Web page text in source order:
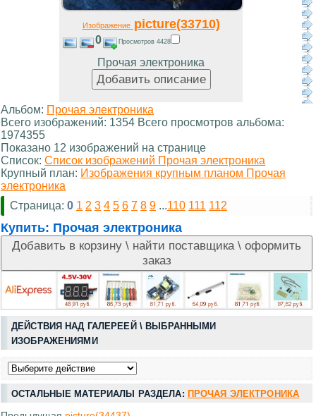
Изображениеpicture(33710)
0 Просмотров 4428
Прочая электроника
Альбом: Прочая электроника
Всего изображений: 1354 Всего просмотров альбома:
1974355
Показано 12 изображений на странице
Список: Список изображений Прочая электроника
Крупный план: Изображения крупным планом Прочая
электроника
Страница: 0 1 2 3 4 5 6 7 8 9 ...110 111 112
Купить: Прочая электроника
ДЕЙСТВИЯ НАД ГАЛЕРЕЕЙ \ ВЫБРАННЫМИ
ИЗОБРАЖЕНИЯМИ
ОСТАЛЬНЫЕ МАТЕРИАЛЫ РАЗДЕЛА: ПРОЧАЯ ЭЛЕКТРОНИКА